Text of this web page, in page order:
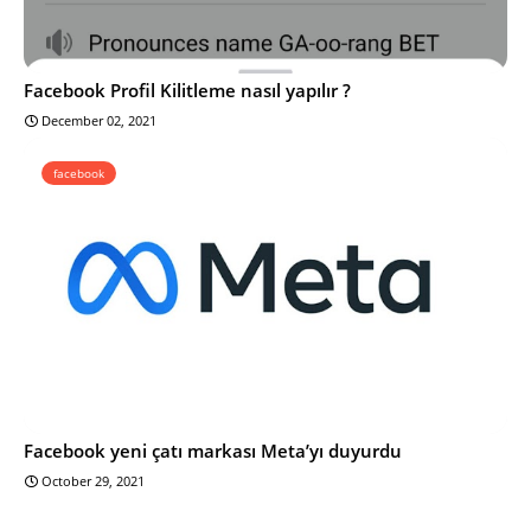
Facebook Profil Kilitleme nasıl yapılır ?
December 02, 2021
facebook
Facebook yeni çatı markası Meta’yı duyurdu
October 29, 2021